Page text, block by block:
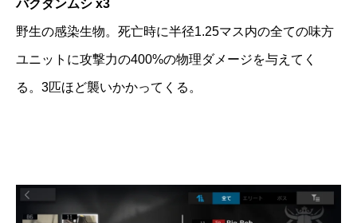
バクダンムシ x3
野生の感染生物。死亡時に半径1.25マス内の全ての味方
ユニットに攻撃力の400%の物理ダメージを与えてく
る。3匹ほど襲いかかってくる。